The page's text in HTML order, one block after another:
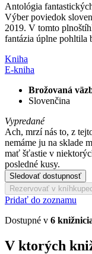
Antológia
Výber poviedok
2019. V tomto
fantázia úplne pohltila
Kniha
E-kniha
Brožovaná
Slovenčina
Vypredané
Ach, mrzí nás to, z
nemáme ju na sklade
mať šťastie v
posledné kusy.
Sledovať dostupnosť
Rezervovať v
Pridať do zoznamu
Dostupné v 6
V ktorých